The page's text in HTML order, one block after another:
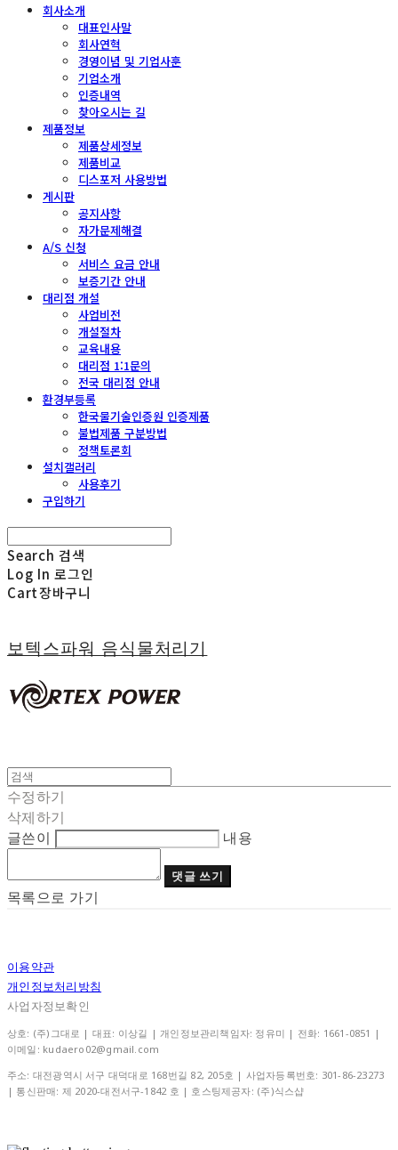
회사소개
대표인사말
회사연혁
경영이념 및 기업사훈
기업소개
인증내역
찾아오시는 길
제품정보
제품상세정보
제품비교
디스포저 사용방법
게시판
공지사항
자가문제해결
A/S 신청
서비스 요금 안내
보증기간 안내
대리점 개설
사업비전
개설절차
교육내용
대리점 1:1문의
전국 대리점 안내
환경부등록
한국물기술인증원 인증제품
불법제품 구분방법
정책토론회
설치갤러리
사용후기
구입하기
Search 검색
Log In 로그인
Cart장바구니
보텍스파워 음식물처리기
수정하기
삭제하기
글쓴이
내용
댓글 쓰기
목록으로 가기
이용약관
개인정보처리방침
사업자정보확인
상호: (주)그대로 | 대표: 이상길 | 개인정보관리책임자: 정유미 | 전화: 1661-0851 |
이메일: kudaero02@gmail.com
주소: 대전광역시 서구 대덕대로 168번길 82, 205호 | 사업자등록번호: 301-86-23273
| 통신판매: 제 2020-대전서구-1842 호 | 호스팅제공자: (주)식스샵